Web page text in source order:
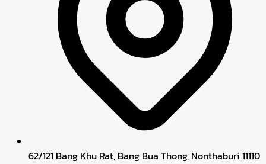
62/121 Bang Khu Rat, Bang Bua Thong, Nonthaburi 11110